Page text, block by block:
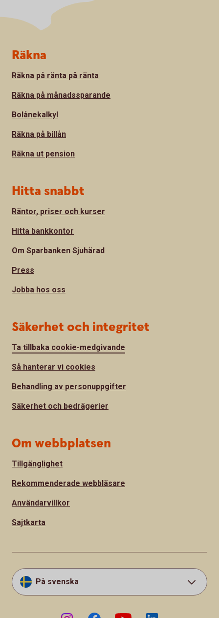
Sidfot
Räkna
Räkna på ränta på ränta
Räkna på månadssparande
Bolånekalkyl
Räkna på billån
Räkna ut pension
Hitta snabbt
Räntor, priser och kurser
Hitta bankkontor
Om Sparbanken Sjuhärad
Press
Jobba hos oss
Säkerhet och integritet
Ta tillbaka cookie-medgivande
Så hanterar vi cookies
Behandling av personuppgifter
Säkerhet och bedrägerier
Om webbplatsen
Tillgänglighet
Rekommenderade webbläsare
Användarvillkor
Sajtkarta
På svenska